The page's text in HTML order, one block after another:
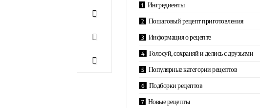
Ингредиенты
Пошаговый рецепт приготовления
Информация о рецепте
Голосуй, сохраняй и делись с друзьями
Популярные категории рецептов
Подборки рецептов
Новые рецепты